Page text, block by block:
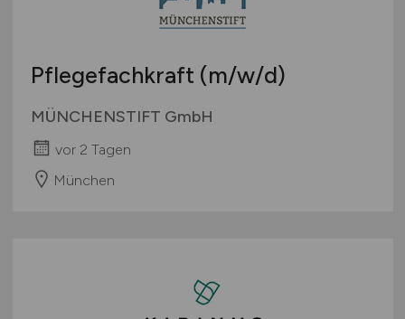
Pflegefachkraft (m/w/d)
MÜNCHENSTIFT GmbH
vor 2 Tagen
München